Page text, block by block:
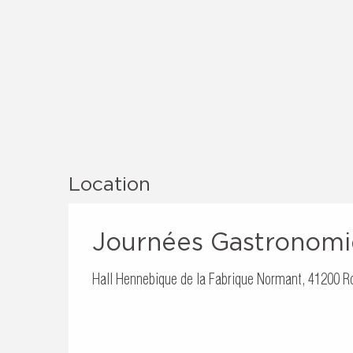
Location
Journées
Hall Hennebique de la Fabrique Normant, 41200